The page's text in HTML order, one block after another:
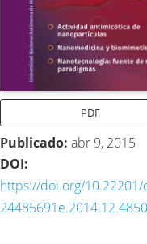
PDF
Publicado: abr 9, 2015
DOI:
https://doi.org/10.22201/